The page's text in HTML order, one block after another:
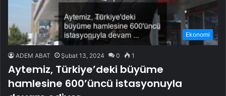
Ekonomi
ADEM ABAT Şubat 13, 2024 0 1
Aytemiz, Türkiye’deki büyüme
hamlesine 600’üncü istasyonuyla